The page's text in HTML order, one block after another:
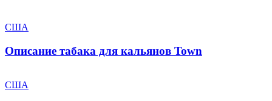
США
Описание табака для кальянов Town
США